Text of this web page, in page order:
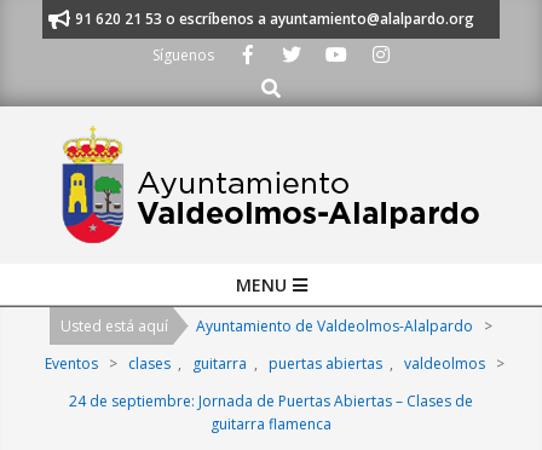
al 91 620 21 53 o escríbenos a ayuntamiento@alalpardo.org
Síguenos
Buscar
Navigation
MENU
Usted está aquí Ayuntamiento de Valdeolmos-Alalpardo
>
Eventos > clases , guitarra , puertas abiertas , valdeolmos >
24 de septiembre: Jornada de Puertas Abiertas – Clases de
guitarra flamenca